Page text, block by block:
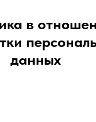
в
данных